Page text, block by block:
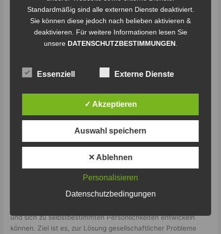
Weser-Ems Perspektiven e. V.
Soziales und Perspektivfindung für Menschen mit
entgegenzutreten. Der Verein fördert und führt Projekte durch,
und sich zu selbstbestimmten Persönlichkeiten entwickeln
können. Ziel ist es, zur Lösung gesellschaftlicher Probleme
Perspektiven
Standardmäßig sind alle externen Dienste deaktiviert.
Sie können diese jedoch nach belieben aktivieren &
deaktivieren. Für weitere Informationen lesen Sie
unsere DATENSCHUTZBESTIMMUNGEN.
Essenziell Externe Dienste
✓ Akzeptieren
Auswahl speichern
✕ Ablehnen
Personalisieren
Datenschutzbedingungen